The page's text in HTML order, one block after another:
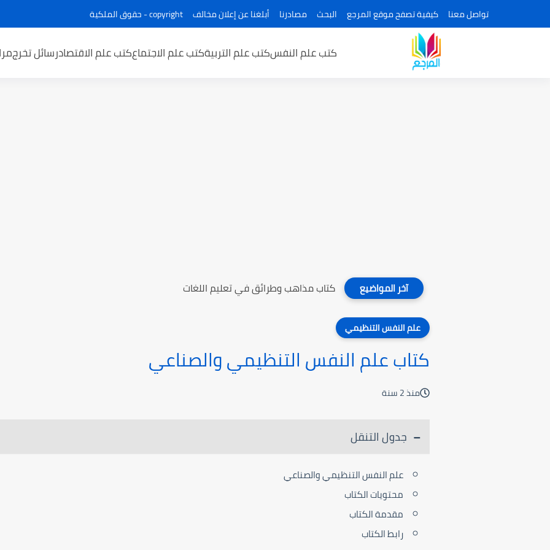
تواصل معنا كيفية تصفح موقع المرجع البحث مصادرنا أبلغنا عن إعلان مخالف copyright - حقوق الملكية
كتب علم النفسكتب علم التربيةكتب علم الاجتماعكتب علم الاقتصادرسائل تخرج
آخر المواضيع كتاب مذاهب وطرائق في تعليم اللغات
علم النفس التنظيمي
كتاب علم النفس التنظيمي والصناعي
منذ 2 سنة
جدول التنقل
علم النفس التنظيمي والصناعي
محتويات الكتاب
مقدمة الكتاب
رابط الكتاب